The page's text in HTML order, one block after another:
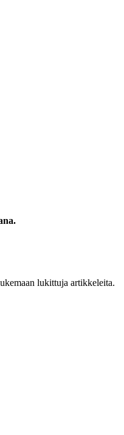
lukittuja artikkeleita.